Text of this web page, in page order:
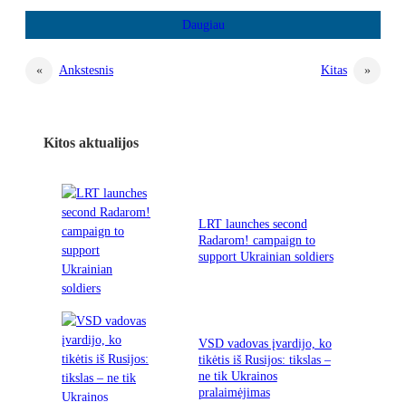
« Ankstesnis Kitas »
Kitos aktualijos
LRT launches second
Radarom! campaign to
support Ukrainian soldiers
VSD vadovas įvardijo, ko
tikėtis iš Rusijos: tikslas –
ne tik Ukrainos
pralaimėjimas